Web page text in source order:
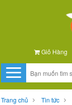
Giỏ Hàng
Trang chủ Tin tức